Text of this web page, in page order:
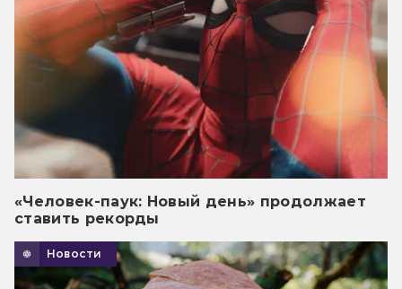
«Человек-паук: Новый день» продолжает
ставить рекорды
Новости